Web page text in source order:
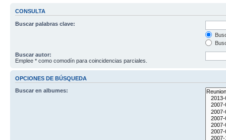
CONSULTA
Buscar palabras clave:
Buscar autor:
Emplee * como comodín para coincidencias parciales.
OPCIONES DE BÚSQUEDA
Buscar en albumes: